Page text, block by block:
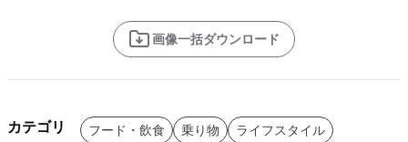
画像一括ダウンロード
カテゴリ フード・飲食 乗り物 ライフスタイル